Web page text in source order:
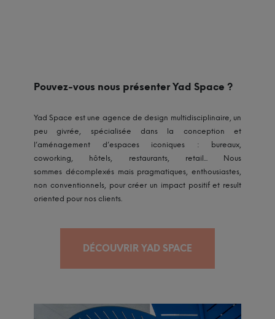
Pouvez-vous nous présenter Yad Space ?
Yad Space est une agence de design multidisciplinaire, un
peu givrée, spécialisée dans la conception et
l’aménagement d’espaces iconiques : bureaux,
coworking, hôtels, restaurants, retail... Nous
sommes décomplexés mais pragmatiques, enthousiastes,
non conventionnels, pour créer un impact positif et result
oriented pour nos clients.
DÉCOUVRIR YAD SPACE